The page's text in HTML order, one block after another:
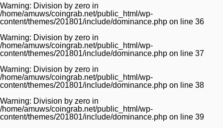
Warning: Division by zero in
/home/amuws/coingrab.net/public_html/wp-
content/themes/201801/include/dominance.php on line 36
Warning: Division by zero in
/home/amuws/coingrab.net/public_html/wp-
content/themes/201801/include/dominance.php on line 37
Warning: Division by zero in
/home/amuws/coingrab.net/public_html/wp-
content/themes/201801/include/dominance.php on line 38
Warning: Division by zero in
/home/amuws/coingrab.net/public_html/wp-
content/themes/201801/include/dominance.php on line 39